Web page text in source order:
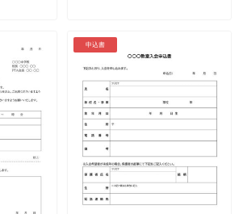
申込書